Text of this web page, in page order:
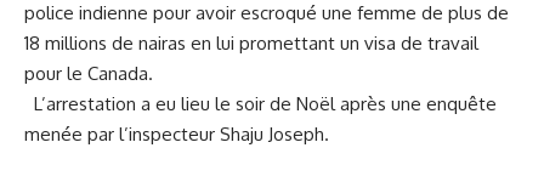
police indienne ⁣pour avoir escroqué une femme de plus de
18 millions de nairas ⁣en lui promettant un visa​ de travail​
pour le Canada.
‍ ⁤ L’arrestation a eu lieu le soir de‍ Noël après une enquête
menée par l’inspecteur Shaju Joseph.